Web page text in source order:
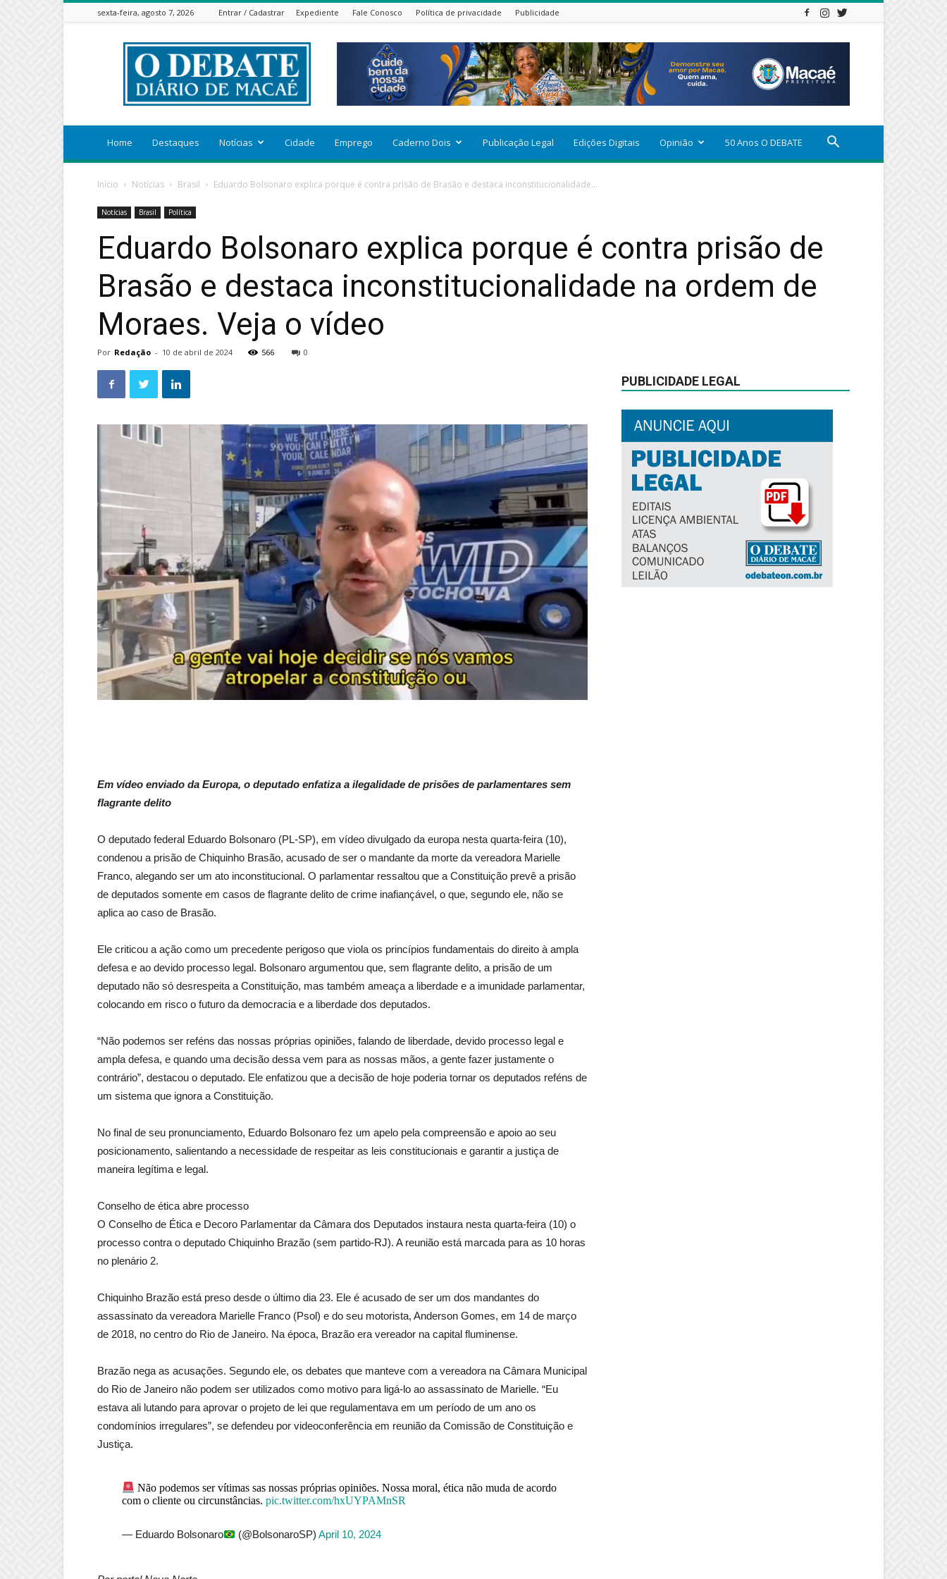
sexta-feira, agosto 7, 2026 Entrar / Cadastrar Expediente Fale Conosco Política de privacidade Publicidade
ODEBATEON
Home Destaques Notícias Cidade Emprego Caderno Dois Publicação Legal Edições Digitais Opinião 50 Anos O DEBATE
Início Notícias Brasil Eduardo Bolsonaro explica porque é contra prisão de Brasão e destaca inconstitucionalidade...
Notícias Brasil Política
Eduardo Bolsonaro explica porque é contra prisão de
Brasão e destaca inconstitucionalidade na ordem de
Moraes. Veja o vídeo
Por Redação - 10 de abril de 2024 566 0
Em vídeo enviado da Europa, o deputado enfatiza a ilegalidade de prisões de parlamentares sem
flagrante delito
O deputado federal Eduardo Bolsonaro (PL-SP), em vídeo divulgado da europa nesta quarta-feira (10),
condenou a prisão de Chiquinho Brasão, acusado de ser o mandante da morte da vereadora Marielle
Franco, alegando ser um ato inconstitucional. O parlamentar ressaltou que a Constituição prevê a prisão
de deputados somente em casos de flagrante delito de crime inafiançável, o que, segundo ele, não se
aplica ao caso de Brasão.
Ele criticou a ação como um precedente perigoso que viola os princípios fundamentais do direito à ampla
defesa e ao devido processo legal. Bolsonaro argumentou que, sem flagrante delito, a prisão de um
deputado não só desrespeita a Constituição, mas também ameaça a liberdade e a imunidade parlamentar,
colocando em risco o futuro da democracia e a liberdade dos deputados.
“Não podemos ser reféns das nossas próprias opiniões, falando de liberdade, devido processo legal e
ampla defesa, e quando uma decisão dessa vem para as nossas mãos, a gente fazer justamente o
contrário”, destacou o deputado. Ele enfatizou que a decisão de hoje poderia tornar os deputados reféns de
um sistema que ignora a Constituição.
No final de seu pronunciamento, Eduardo Bolsonaro fez um apelo pela compreensão e apoio ao seu
posicionamento, salientando a necessidade de respeitar as leis constitucionais e garantir a justiça de
maneira legítima e legal.
Conselho de ética abre processo
O Conselho de Ética e Decoro Parlamentar da Câmara dos Deputados instaura nesta quarta-feira (10) o
processo contra o deputado Chiquinho Brazão (sem partido-RJ). A reunião está marcada para as 10 horas
no plenário 2.
Chiquinho Brazão está preso desde o último dia 23. Ele é acusado de ser um dos mandantes do
assassinato da vereadora Marielle Franco (Psol) e do seu motorista, Anderson Gomes, em 14 de março
de 2018, no centro do Rio de Janeiro. Na época, Brazão era vereador na capital fluminense.
Brazão nega as acusações. Segundo ele, os debates que manteve com a vereadora na Câmara Municipal
do Rio de Janeiro não podem ser utilizados como motivo para ligá-lo ao assassinato de Marielle. “Eu
estava ali lutando para aprovar o projeto de lei que regulamentava em um período de um ano os
condomínios irregulares”, se defendeu por videoconferência em reunião da Comissão de Constituição e
Justiça.
Não podemos ser vítimas sas nossas próprias opiniões. Nossa moral, ética não muda de acordo
com o cliente ou circunstâncias. pic.twitter.com/hxUYPAMnSR
— Eduardo Bolsonaro (@BolsonaroSP) April 10, 2024
PUBLICIDADE LEGAL